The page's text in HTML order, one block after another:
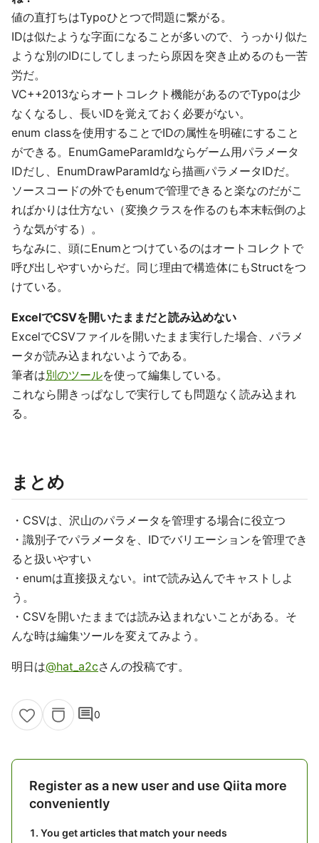
値の直打ちはTypoひとつで問題に繋がる。
IDは似たような字面になることが多いので、うっかり似た
ような別のIDにしてしまったら原因を突き止めるのも一苦
労だ。
VC++2013ならオートコレクト機能があるのでTypoは少
なくなるし、長いIDを覚えておく必要がない。
enum classを使用することでIDの属性を明確にすること
ができる。EnumGameParamIdならゲーム用パラメータ
IDだし、EnumDrawParamIdなら描画パラメータIDだ。
ソースコードの外でもenumで管理できると楽なのだがこ
ればかりは仕方ない（変換クラスを作るのも本末転倒のよ
うな気がする）。
ちなみに、頭にEnumとつけているのはオートコレクトで
呼び出しやすいからだ。同じ理由で構造体にもStructをつ
けている。
ExcelでCSVを開いたままだと読み込めない
ExcelでCSVファイルを開いたまま実行した場合、パラメ
ータが読み込まれないようである。
筆者は別のツールを使って編集している。
これなら開きっぱなしで実行しても問題なく読み込まれ
る。
まとめ
・CSVは、沢山のパラメータを管理する場合に役立つ
・識別子でパラメータを、IDでバリエーションを管理でき
ると扱いやすい
・enumは直接扱えない。intで読み込んでキャストしよ
う。
・CSVを開いたままでは読み込まれないことがある。そ
んな時は編集ツールを変えてみよう。
明日は@hat_a2cさんの投稿です。
comment0
Register as a new user and use Qiita more
conveniently
You get articles that match your needs